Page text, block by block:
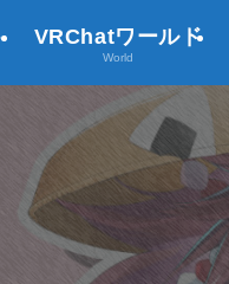
VRChatワールド
World